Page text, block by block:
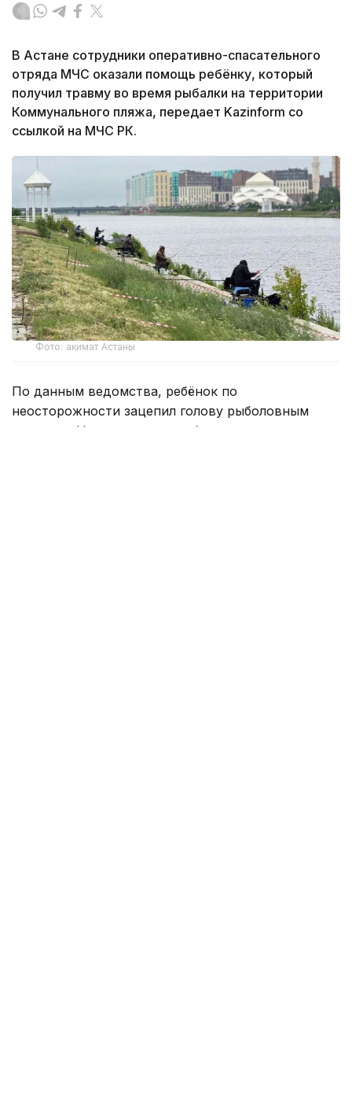
В Астане сотрудники оперативно-спасательного
отряда МЧС оказали помощь ребёнку, который
получил травму во время рыбалки на территории
Коммунального пляжа, передает Kazinform со
ссылкой на МЧС РК.
Фото: акимат Астаны
По данным ведомства, ребёнок по
неосторожности зацепил голову рыболовным
крючком. Находившиеся поблизости спасатели,